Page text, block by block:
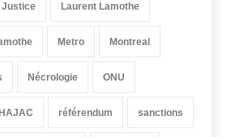
Justice Laurent Lamothe
Metro Montreal
Nécrologie ONU
référendum sanctions